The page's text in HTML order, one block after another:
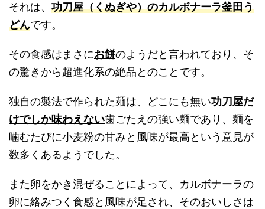
それは、 功刀屋（くぬぎや）のカルボナーラ釜田う
どんです。
その食感はまさにお餅のようだと言われており、そ
の驚きから超進化系の絶品とのことです。
独自の製法で作られた麺は、どこにも無い功刀屋だ
けでしか味わえない歯ごたえの強い麺であり、麺を
噛むたびに小麦粉の甘みと風味が最高という意見が
数多くあるようでした。
また卵をかき混ぜることによって、カルボナーラの
卵に絡みつく食感と風味が足され、そのおいしさは